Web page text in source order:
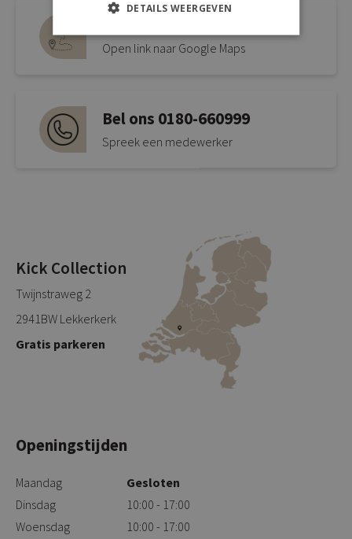
Open link naar Google Maps
Bel ons 0180-660999
Spreek een medewerker
Kick Collection
Twijnstraweg 2
2941BW Lekkerkerk
Gratis parkeren
Openingstijden
Maandag
Gesloten
Dinsdag
10:00 - 17:00
Woensdag
10:00 - 17:00
DETAILS WEERGEVEN